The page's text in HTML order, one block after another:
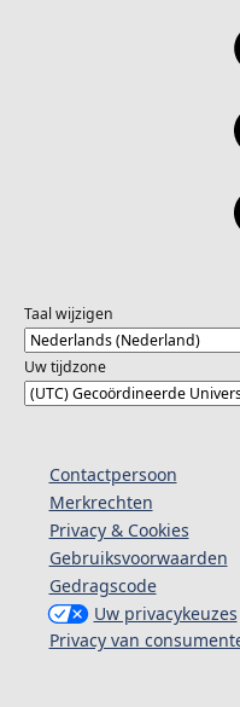
Taal wijzigen
Uw tijdzone
Contactpersoon
Merkrechten
Privacy & Cookies
Gebruiksvoorwaarden
Gedragscode
Uw privacykeuzes
Privacy van